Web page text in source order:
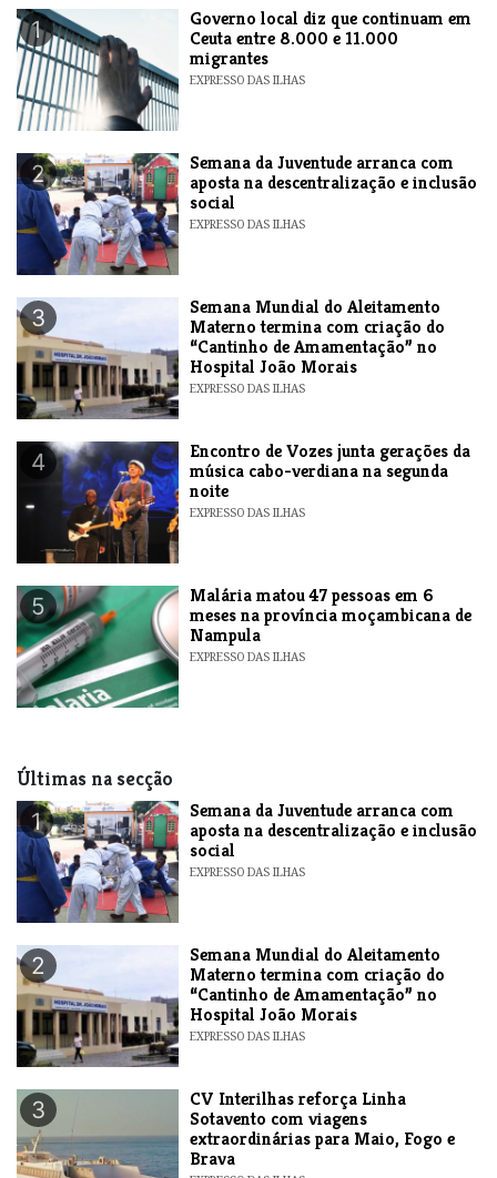
1
​Governo local diz que continuam em
Ceuta entre 8.000 e 11.000
migrantes
EXPRESSO DAS ILHAS
2
Semana da Juventude arranca com
aposta na descentralização e inclusão
social
EXPRESSO DAS ILHAS
3
Semana Mundial do Aleitamento
Materno termina com criação do
“Cantinho de Amamentação” no
Hospital João Morais
EXPRESSO DAS ILHAS
4
Encontro de Vozes junta gerações da
música cabo-verdiana na segunda
noite
EXPRESSO DAS ILHAS
5
​Malária matou 47 pessoas em 6
meses na província moçambicana de
Nampula
EXPRESSO DAS ILHAS
Últimas na secção
1
Semana da Juventude arranca com
aposta na descentralização e inclusão
social
EXPRESSO DAS ILHAS
2
Semana Mundial do Aleitamento
Materno termina com criação do
“Cantinho de Amamentação” no
Hospital João Morais
EXPRESSO DAS ILHAS
3
​CV Interilhas reforça Linha
Sotavento com viagens
extraordinárias para Maio, Fogo e
Brava